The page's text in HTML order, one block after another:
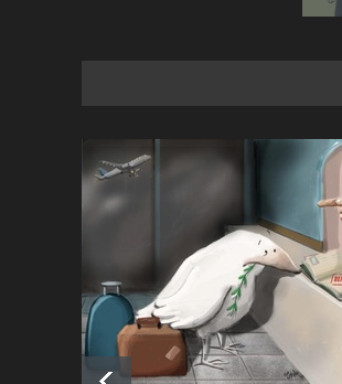
به یاد اردوغان باشول (۱۹۳۶–
اخبار 2 ماه قبل
رویداد کارگاهی کارتون و پوستر
«ایران سربلند» به ا…
اخبار 6 ماه قبل
فراخوان رویداد کارگاهی کارتون و
پوستر "ایران سربل…